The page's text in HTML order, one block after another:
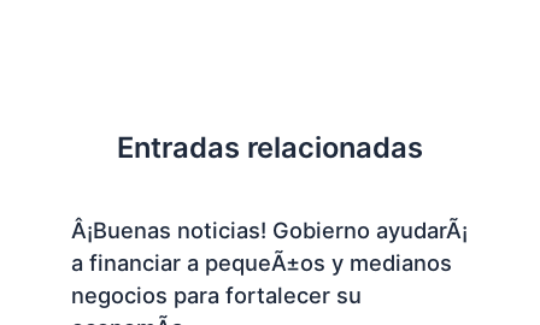
Entradas relacionadas
Â¡Buenas noticias! Gobierno ayudarÃ¡
a financiar a pequeÃ±os y medianos
negocios para fortalecer su